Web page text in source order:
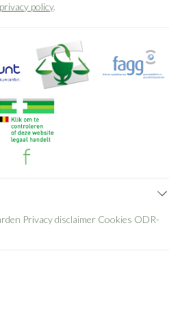
privacy policy.
Privacy disclaimer Cookies ODR-